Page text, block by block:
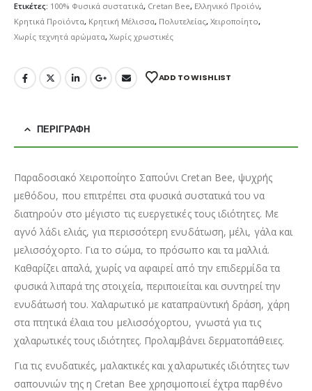
Ετικέτες: 100% Φυσικά συστατικά, Cretan Bee, Ελληνικό Προϊόν,
Κρητικά Προϊόντα, Κρητική Μέλισσα, Πολυτελείας, Χειροποίητο,
Χωρίς τεχνητά αρώματα, Χωρίς χρωστικές
ADD TO WISHLIST
ΠΕΡΙΓΡΑΦΉ
Παραδοσιακό Χειροποίητο Σαπούνι Cretan Bee, ψυχρής
μεθόδου, που επιτρέπει στα φυσικά συστατικά του να
διατηρούν στο μέγιστο τις ευεργετικές τους ιδιότητες. Με
αγνό λάδι ελιάς, για περισσότερη ενυδάτωση, μέλι, γάλα και
μελισσόχορτο. Για το σώμα, το πρόσωπο και τα μαλλιά.
Καθαρίζει απαλά, χωρίς να αφαιρεί από την επιδερμίδα τα
φυσικά λιπαρά της στοιχεία, περιποιείται και συντηρεί την
ενυδάτωσή του. Χαλαρωτικό με καταπραϋντική δράση, χάρη
στα πτητικά έλαια του μελισσόχορτου, γνωστά για τις
χαλαρωτικές τους ιδιότητες. Προλαμβάνει δερματοπάθειες.
Για τις ενυδατικές, μαλακτικές και χαλαρωτικές ιδιότητες των
σαπουνιών της η Cretan Bee χρησιμοποιεί έχτρα παρθένο